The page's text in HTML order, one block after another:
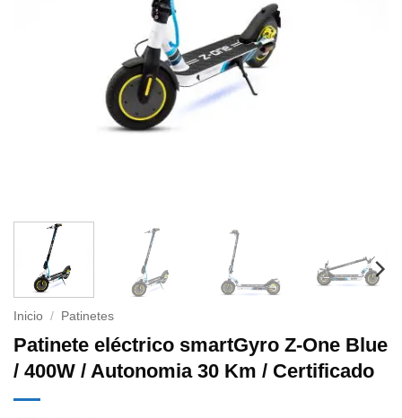
Inicio / Patinetes
Patinete eléctrico smartGyro Z-One Blue
/ 400W / Autonomia 30 Km / Certificado